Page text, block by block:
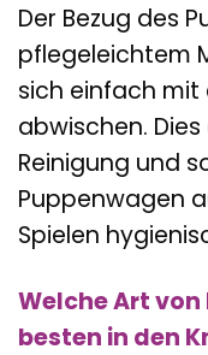
Der Bezug des
pflegeleichtem
sich einfach
abwischen.
Reinigung und
Puppenwagen
Spielen
Welche Art
besten in den